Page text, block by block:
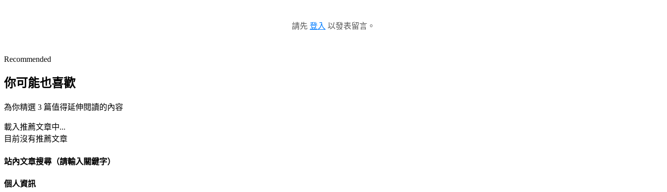
請先 登入 以發表留言。
Recommended
你可能也喜歡
為你精選 3 篇值得延伸閱讀的內容
載入推薦文章中...
目前沒有推薦文章
站內文章搜尋（請輸入關鍵字）
個人資訊